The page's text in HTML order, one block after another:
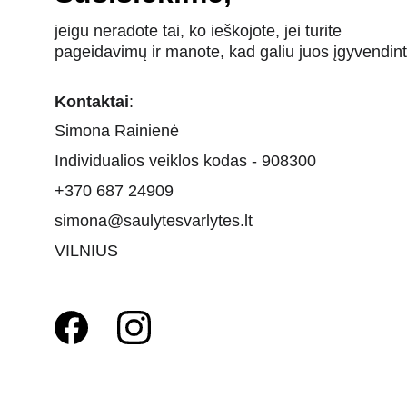
jeigu neradote tai, ko ieškojote, jei turite
pageidavimų ir manote, kad galiu juos
Kontaktai:
Simona Rainienė
Individualios veiklos kodas - 908300
+370 687 24909
simona@saulytesvarlytes.lt
VILNIUS